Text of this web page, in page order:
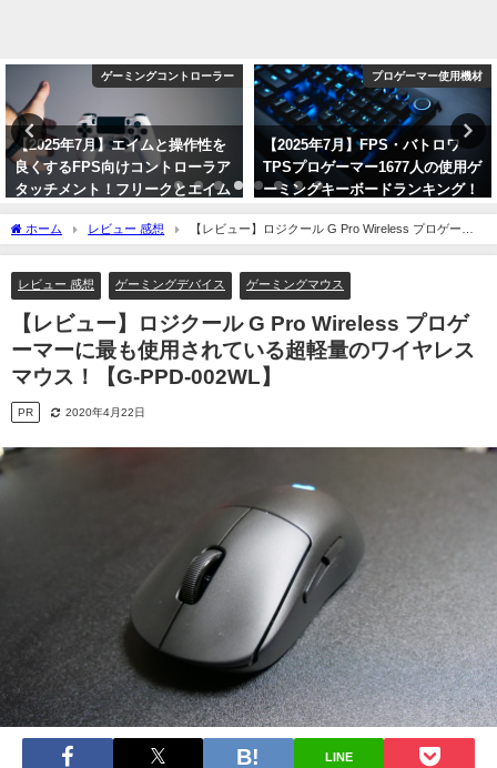
ゲーミングコントローラー
【2025年7月】エイムと操作性を
良くするFPS向けコントローラア
タッチメント！フリークとエイム
リングのメリットについて！
【PS4/PS5】
プロゲーマー使用機材
【2025年7月】FPS・バトロワ
TPSプロゲーマー1677人の使用ゲ
ーミングキーボードランキング！
人気メーカーとモデルを紹介！
ホーム レビュー 感想
【レビュー】ロジクール G Pro Wireless プロゲーマ
ーに最も使用されている超軽量のワイヤレスマウス！【G-PPD-002WL】
レビュー 感想 ゲーミングデバイス ゲーミングマウス
【レビュー】ロジクール G Pro Wireless プロゲ
ーマーに最も使用されている超軽量のワイヤレス
マウス！【G-PPD-002WL】
PR 2020年4月22日
LINE